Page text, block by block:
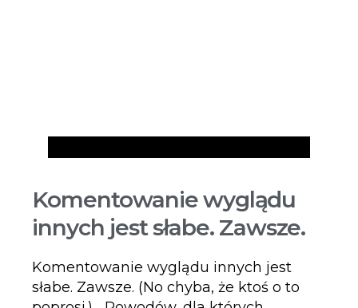
Komentowanie wyglądu
innych jest słabe. Zawsze.
Komentowanie wyglądu innych jest
słabe. Zawsze. (No chyba, że ktoś o to